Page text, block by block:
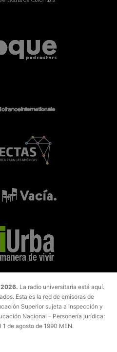
2026. La radio universitaria está aquí.
Esta es la red de emisoras de
Superior sujeta a inspección y
Nacional – Personería jurídica:
de agosto de 1990 MEN.